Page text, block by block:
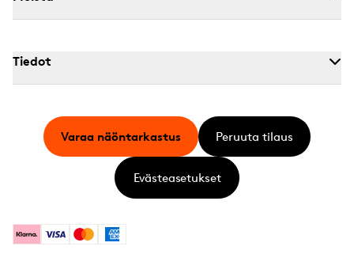
Tiedot
KlarnaVisa MastercardAmerican Express
Varaa näöntarkastus Peruuta tilaus
Evästeasetukset